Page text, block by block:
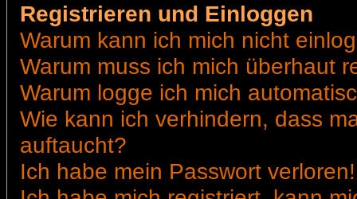
Registrieren und Einloggen
Warum kann ich mich nicht
Warum muss ich mich überhaut
Warum logge ich mich
Wie kann ich verhindern, dass
auftaucht?
Ich habe mein Passwort verloren!